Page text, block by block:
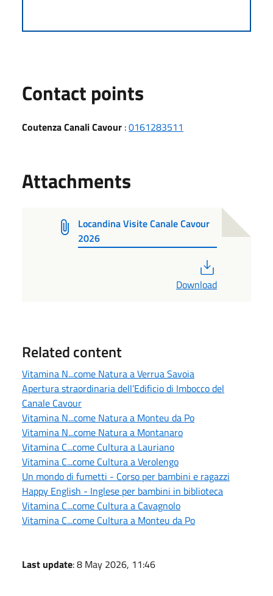
Contact points
Coutenza Canali Cavour :0161283511
Attachments
Locandina Visite Canale Cavour
2026
Download
Related content
Vitamina N...come Natura a Verrua Savoia
Apertura straordinaria dell’Edificio di Imbocco del
Canale Cavour
Vitamina N...come Natura a Monteu da Po
Vitamina N...come Natura a Montanaro
Vitamina C...come Cultura a Lauriano
Vitamina C...come Cultura a Verolengo
Un mondo di fumetti - Corso per bambini e ragazzi
Happy English - Inglese per bambini in biblioteca
Vitamina C...come Cultura a Cavagnolo
Vitamina C...come Cultura a Monteu da Po
Last update: 8 May 2026, 11:46